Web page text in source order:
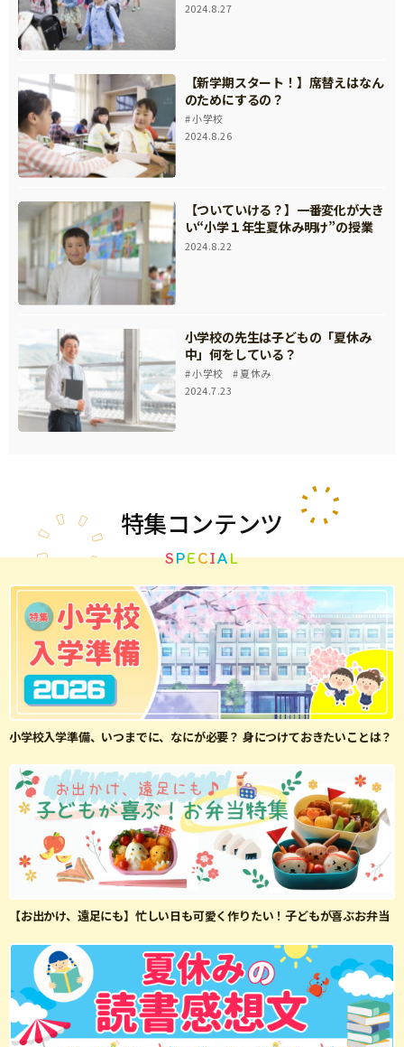
2024.8.27
【新学期スタート！】席替えはなん
のためにするの？
小学校
2024.8.26
【ついていける？】一番変化が大き
い“小学１年生夏休み明け”の授業
2024.8.22
小学校の先生は子どもの「夏休み
中」何をしている？
小学校
夏休み
2024.7.23
特集コンテンツ
SPECIAL
小学校入学準備、いつまでに、なにが必要？ 身につけておきたいことは？
【お出かけ、遠足にも】忙しい日も可愛く作りたい！子どもが喜ぶお弁当